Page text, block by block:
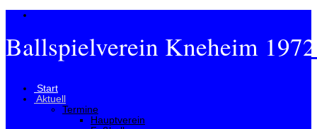
Ballspielverein Kneheim
Start
Aktuell
Termine
Hauptverein